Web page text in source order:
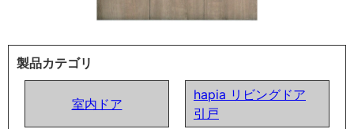
製品カテゴリ
室内ドア
hapia リビングドア
引戸